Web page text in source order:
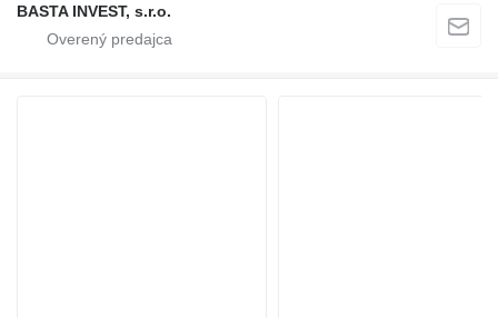
BASTA INVEST, s.r.o.